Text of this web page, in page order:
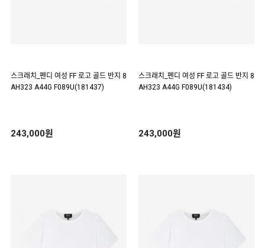
스크래치_펜디 여성 FF 로고 골드 반지 8
AH323 A44G F089U(181437)
243,000원
스크래치_펜디 여성 FF 로고 골드 반지 8
AH323 A44G F089U(181434)
243,000원